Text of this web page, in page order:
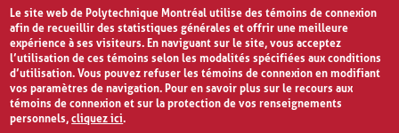
Le site web de Polytechnique Montréal utilise des témoins de connexion
afin de recueillir des statistiques générales et offrir une meilleure
expérience à ses visiteurs. En naviguant sur le site, vous acceptez
l’utilisation de ces témoins selon les modalités spécifiées aux conditions
d’utilisation. Vous pouvez refuser les témoins de connexion en modifiant
vos paramètres de navigation. Pour en savoir plus sur le recours aux
témoins de connexion et sur la protection de vos renseignements
personnels,cliquez ici.